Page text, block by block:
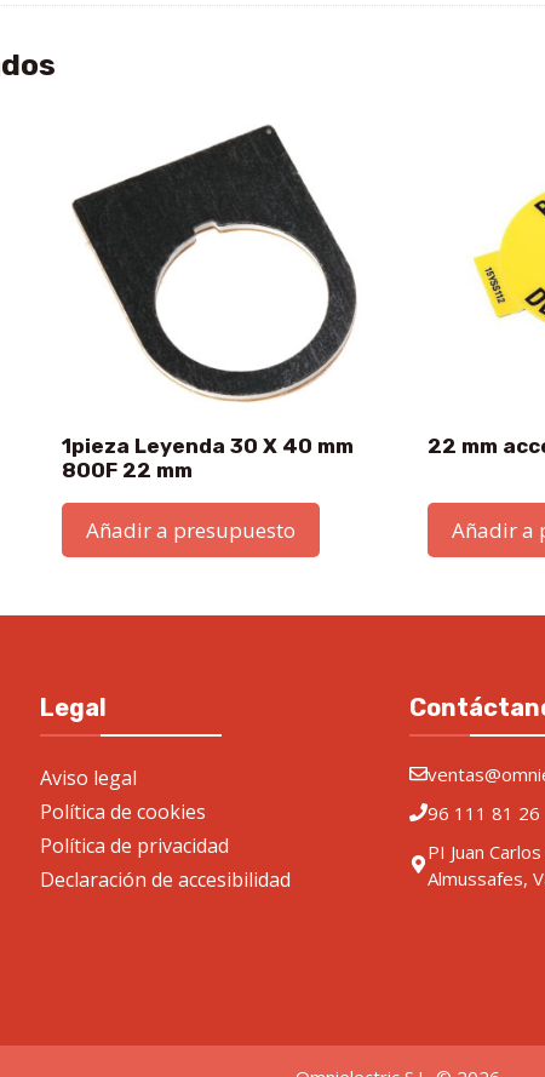
1pieza Leyenda 30 X 40 mm
800F 22 mm
Añadir a presupuesto
22 mm
Añadir a
Legal
Aviso legal
Política de cookies
Política de privacidad
Declaración de accesibilidad
96 111 81 26
PI Juan
Almussafes,